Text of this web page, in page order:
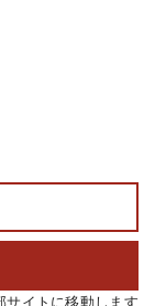
イトに移動します